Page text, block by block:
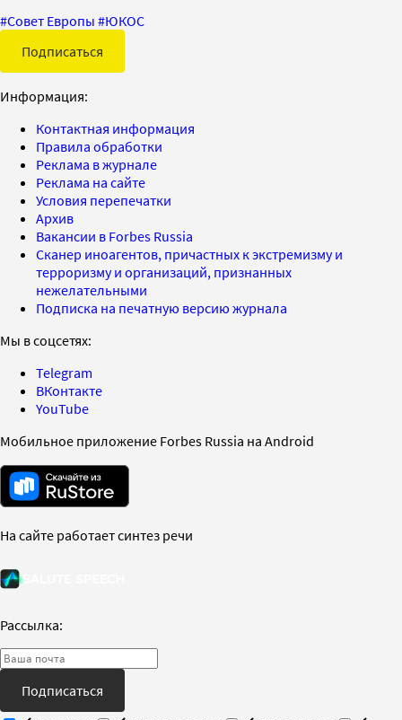
#Совет Европы #ЮКОС
Подписаться
Информация:
Контактная информация
Правила обработки
Реклама в журнале
Реклама на сайте
Условия перепечатки
Архив
Вакансии в Forbes Russia
Сканер иноагентов, причастных к экстремизму и
терроризму и организаций, признанных
нежелательными
Подписка на печатную версию журнала
Мы в соцсетях:
Telegram
ВКонтакте
YouTube
Мобильное приложение Forbes Russia на Android
На сайте работает синтез речи
Рассылка:
Подписаться